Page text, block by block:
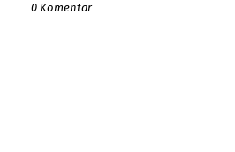
0 Komentar